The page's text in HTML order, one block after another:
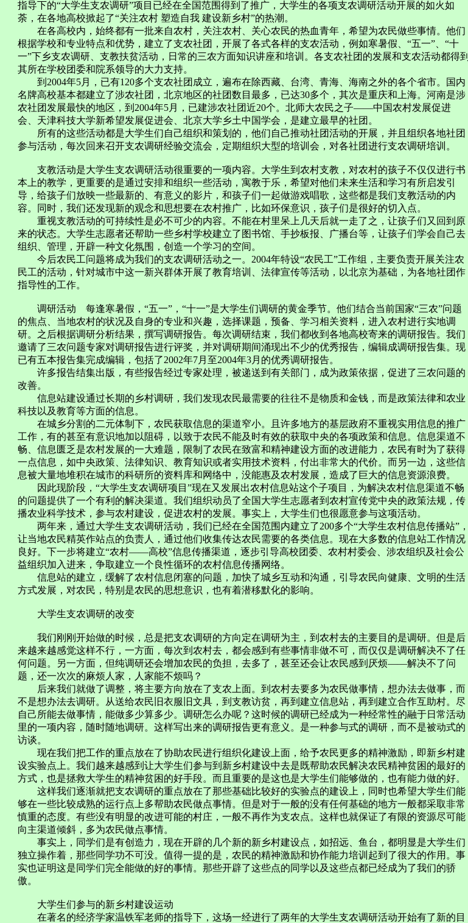
指导下的“大学生支农调研”项目已经在全国范围得到了推广，大学生的各项支农调研活动开展的如火如
荼，在各地高校掀起了“关注农村 塑造自我 建设新乡村”的热潮。
在各高校内，始终都有一批来自农村，关注农村、关心农民的热血青年，希望为农民做些事情。他们
根据学校和专业特点和优势，建立了支农社团，开展了各式各样的支农活动，例如寒暑假、“五一”、“十
一”下乡支农调研、支教扶贫活动，日常的三农方面知识讲座和培训。各支农社团的发展和支农活动都得到
其所在学校团委和院系领导的大力支持。
到2004年5月，已有120多个支农社团成立，遍布在除西藏、台湾、青海、海南之外的各个省市。国内
名牌高校基本都建立了涉农社团，北京地区的社团数目最多，已达30多个，其次是重庆和上海。河南是涉
农社团发展最快的地区，到2004年5月，已建涉农社团近20个。北师大农民之子——中国农村发展促进
会、天津科技大学新希望发展促进会、北京大学乡土中国学会，是建立最早的社团。
所有的这些活动都是大学生们自己组织和策划的，他们自己推动社团活动的开展，并且组织各地社团
参与活动，每次回来召开支农调研经验交流会，定期组织大型的培训会，对各社团进行支农调研培训。
支教活动是大学生支农调研活动很重要的一项内容。大学生到农村支教，对农村的孩子不仅仅进行书
本上的教学，更重要的是通过安排和组织一些活动，寓教于乐，希望对他们未来生活和学习有所启发引
导，给孩子们放映一些最新的、有意义的影片，和孩子们一起做游戏唱歌，这些都是我们支教活动的内
容。同时，我们还发现新的观念和思想要在农村推广，比如环保意识，孩子们是很好的切入点。
重视支教活动的可持续性是必不可少的内容。不能在村里呆上几天后就一走了之，让孩子们又回到原
来的状态。大学生志愿者还帮助一些乡村学校建立了图书馆、手抄板报、广播台等，让孩子们学会自己去
组织、管理，开辟一种文化氛围，创造一个学习的空间。
今后农民工问题将成为我们的支农调研活动之一。2004年特设“农民工”工作组，主要负责开展关注农
民工的活动，针对城市中这一新兴群体开展了教育培训、法律宣传等活动，以北京为基础，为各地社团作
指导性的工作。
调研活动 每逢寒暑假，“五一”，“十一”是大学生们调研的黄金季节。他们结合当前国家“三农”问题
的焦点、当地农村的状况及自身的专业和兴趣，选择课题，预备、学习相关资料，进入农村进行实地调
研。之后根据调研分析结果，撰写调研报告。每次调研结束，我们都收到各地高校寄来的调研报告。我们
邀请了三农问题专家对调研报告进行评奖，并对调研期间涌现出不少的优秀报告，编辑成调研报告集。现
已有五本报告集完成编辑，包括了2002年7月至2004年3月的优秀调研报告。
许多报告结集出版，有些报告经过专家处理，被递送到有关部门，成为政策依据，促进了三农问题的
改善。
信息站建设通过长期的乡村调研，我们发现农民最需要的往往不是物质和金钱，而是政策法律和农业
科技以及教育等方面的信息。
在城乡分割的二元体制下，农民获取信息的渠道窄小。且许多地方的基层政府不重视实用信息的推广
工作，有的甚至有意识地加以阻碍，以致于农民不能及时有效的获取中央的各项政策和信息。信息渠道不
畅、信息匮乏是农村发展的一大难题，限制了农民在致富和精神建设方面的改进能力，农民有时为了获得
一点信息，如中央政策、法律知识、教育知识或者实用技术资料，付出非常大的代价。而另一边，这些信
息被大量地堆积在城市的科研所的资料库和网络中，没能惠及农村发展，造成了巨大的信息资源浪费。
因此现阶段，“大学生支农调研项目”现在又发展出农村信息站这个子项目，为解决农村信息渠道不畅
的问题提供了一个有利的解决渠道。我们组织动员了全国大学生志愿者到农村宣传党中央的政策法规，传
播农业科学技术，参与农村建设，促进农村的发展。事实上，大学生们也很愿意参与这项活动。
两年来，通过大学生支农调研活动，我们已经在全国范围内建立了200多个“大学生农村信息传播站”，
让当地农民精英作站点的负责人，通过他们收集传达农民需要的各类信息。现在大多数的信息站工作情况
良好。下一步将建立“农村——高校”信息传播渠道，逐步引导高校团委、农村村委会、涉农组织及社会公
益组织加入进来，争取建立一个良性循环的农村信息传播网络。
信息站的建立，缓解了农村信息闭塞的问题，加快了城乡互动和沟通，引导农民向健康、文明的生活
方式发展，对农民，特别是农民的思想意识，也有着潜移默化的影响。
大学生支农调研的改变
我们刚刚开始做的时候，总是把支农调研的方向定在调研为主，到农村去的主要目的是调研。但是后
来越来越感觉这样不行，一方面，每次到农村去，都会感到有些事情非做不可，而仅仅是调研解决不了任
何问题。另一方面，但纯调研还会增加农民的负担，去多了，甚至还会让农民感到厌烦——解决不了问
题，还一次次的麻烦人家，人家能不烦吗？
后来我们就做了调整，将主要方向放在了支农上面。到农村去要多为农民做事情，想办法去做事，而
不是想办法去调研。从送给农民旧衣服旧文具，到支教访贫，再到建立信息站，再到建立合作互助村。尽
自己所能去做事情，能做多少算多少。调研怎么办呢？这时候的调研已经成为一种经常性的融于日常活动
里的一项内容，随时随地调研。这样写出来的调研报告更有意义。是一种参与式的调研，而不是被动式的
访谈。
现在我们把工作的重点放在了协助农民进行组织化建设上面，给予农民更多的精神激励，即新乡村建
设实验点上。我们越来越感到让大学生们参与到新乡村建设中去是既帮助农民解决农民精神贫困的最好的
方式，也是拯救大学生的精神贫困的好手段。而且重要的是这也是大学生们能够做的，也有能力做的好。
这样我们逐渐就把支农调研的重点放在了那些基础比较好的实验点的建设上，同时也希望大学生们能
够在一些比较成熟的运行点上多帮助农民做点事情。但是对于一般的没有任何基础的地方一般都采取非常
慎重的态度。有些没有明显的改进可能的村庄，一般不再作为支农点。这样也就保证了有限的资源尽可能
向主渠道倾斜，多为农民做点事情。
事实上，同学们是有创造力，现在开辟的几个新的新乡村建设点，如招远、鱼台，都明显是大学生们
独立操作着，那些同学功不可没。值得一提的是，农民的精神激励和协作能力培训起到了很大的作用。事
实也证明这是同学们完全能做的好的事情。那些开辟了这些点的同学以及这些点都已经成为了我们的骄
傲。
大学生们参与的新乡村建设运动
在著名的经济学家温铁军老师的指导下，这场一经进行了两年的大学生支农调研活动开始有了新的目